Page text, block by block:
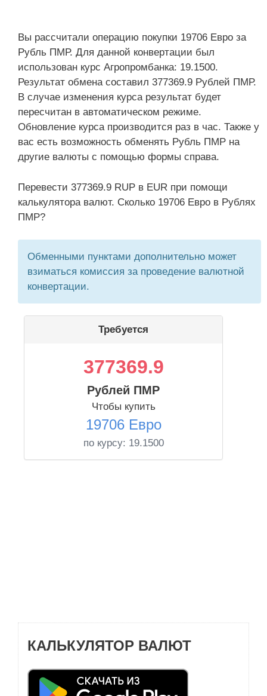
Вы рассчитали операцию покупки 19706 Евро за
Рубль ПМР. Для данной конвертации был
использован курс Агропромбанка: 19.1500.
Результат обмена составил 377369.9 Рублей ПМР.
В случае изменения курса результат будет
пересчитан в автоматическом режиме.
Обновление курса производится раз в час. Также у
вас есть возможность обменять Рубль ПМР на
другие валюты с помощью формы справа.
Перевести 377369.9 RUP в EUR при помощи
калькулятора валют. Сколько 19706 Евро в Рублях
ПМР?
Обменными пунктами дополнительно может
взиматься комиссия за проведение валютной
конвертации.
Требуется
377369.9
Рублей ПМР
Чтобы купить
19706 Евро
по курсу: 19.1500
КАЛЬКУЛЯТОР ВАЛЮТ